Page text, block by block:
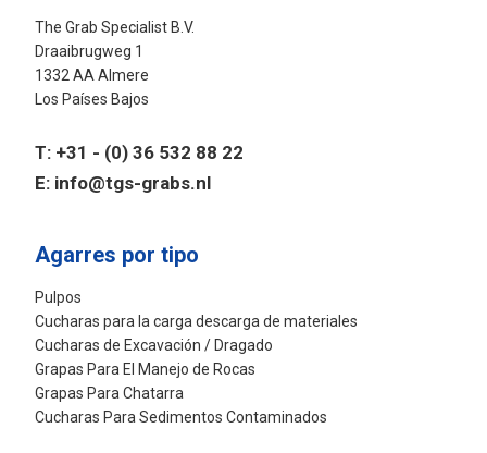
The Grab Specialist B.V.
Draaibrugweg 1
1332 AA Almere
Los Países Bajos
T: +31 - (0) 36 532 88 22
E: info@tgs-grabs.nl
Agarres por tipo
Pulpos
Cucharas para la carga descarga de materiales
Cucharas de Excavación / Dragado
Grapas Para El Manejo de Rocas
Grapas Para Chatarra
Cucharas Para Sedimentos Contaminados